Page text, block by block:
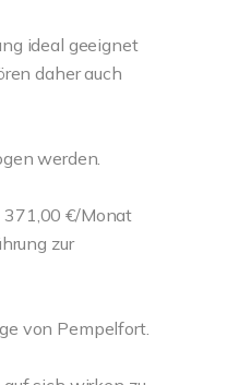
ideal geeignet
daher auch
werden.
371,00 €/Monat
zur
von Pempelfort.